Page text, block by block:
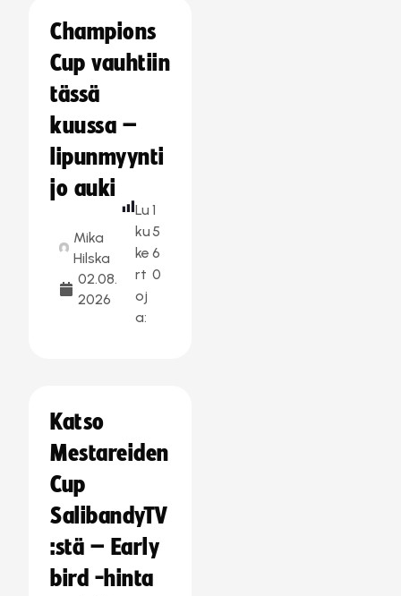
Champions
Cup vauhtiin
tässä
kuussa –
lipunmyynti
jo auki
Mika
Hilska
02.08.
2026
Lu
ku
ke
rt
oj
a:
1
5
6
0
Katso
Mestareiden
Cup
SalibandyTV
:stä – Early
bird -hinta